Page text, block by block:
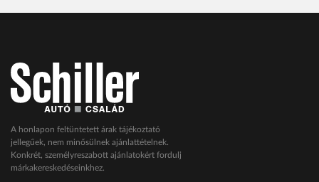
A honlapon feltüntetett árak tájékoztató
jellegűek, nem minősülnek ajánlattételnek.
Konkrét, személyreszabott ajánlatokért fordulj
márkakereskedéseinkhez.